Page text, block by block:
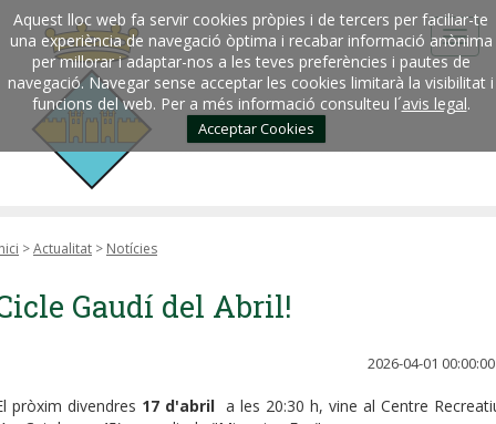
Aquest lloc web fa servir cookies pròpies i de tercers per faciliar-te
una experiència de navegació òptima i recabar informació anònima
per millorar i adaptar-nos a les teves preferències i pautes de
navegació. Navegar sense acceptar les cookies limitarà la visibilitat i
funcions del web. Per a més informació consulteu l´avis legal.
Acceptar Cookies
>Actualitat > Notícies
Gaudí del Abril!
2026-04-01 00:00:00
pròxim divendres 17 d'abril a les 20:30 h, vine al Centre